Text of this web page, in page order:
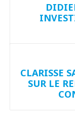
CLARISSE
SUR LE